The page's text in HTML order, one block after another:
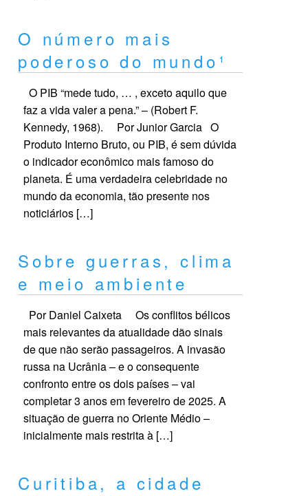
O número mais
poderoso do mundo¹
O PIB “mede tudo, … , exceto aquilo que
faz a vida valer a pena.” – (Robert F.
Kennedy, 1968). Por Junior Garcia O
Produto Interno Bruto, ou PIB, é sem dúvida
o indicador econômico mais famoso do
planeta. É uma verdadeira celebridade no
mundo da economia, tão presente nos
noticiários […]
Sobre guerras, clima
e meio ambiente
Por Daniel Caixeta Os conflitos bélicos
mais relevantes da atualidade dão sinais
de que não serão passageiros. A invasão
russa na Ucrânia – e o consequente
confronto entre os dois países – vai
completar 3 anos em fevereiro de 2025. A
situação de guerra no Oriente Médio –
inicialmente mais restrita à […]
Curitiba, a cidade